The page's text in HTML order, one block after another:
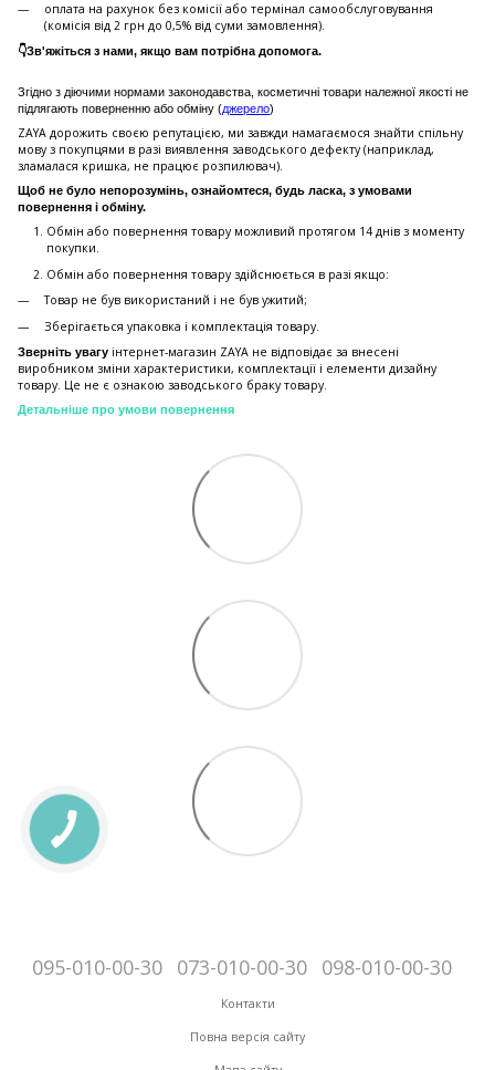
оплата на рахунок без комісії або термінал самообслуговування
(комісія від 2 грн до 0,5% від суми замовлення).
👇Зв'яжіться з нами, якщо вам потрібна допомога.
Згідно з діючими нормами законодавства, косметичні товари належної якості не
підлягають поверненню або обміну (джерело)
ZAYA дорожить своєю репутацією, ми завжди намагаємося знайти спільну
мову з покупцями в разі виявлення заводського дефекту (наприклад,
зламалася кришка, не працює розпилювач).
Щоб не було непорозумінь, ознайомтеся, будь ласка, з умовами
повернення і обміну.
Обмін або повернення товару можливий протягом 14 днів з моменту
покупки.
Обмiн або повернення товару здійснюється в разі якщо:
Товар не був використаний і не був ужитий;
Зберiгається упаковка і комплектація товару.
Зверніть увагу інтернет-магазин ZAYA не відповідає за внесені
виробником зміни характеристики, комплектації і елементи дизайну
товару. Це не є ознакою заводського браку товару.
Детальніше про умови повернення
095-010-00-30 073-010-00-30 098-010-00-30
Контакти
Повна версія сайту